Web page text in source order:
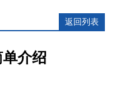
返回列表
介绍